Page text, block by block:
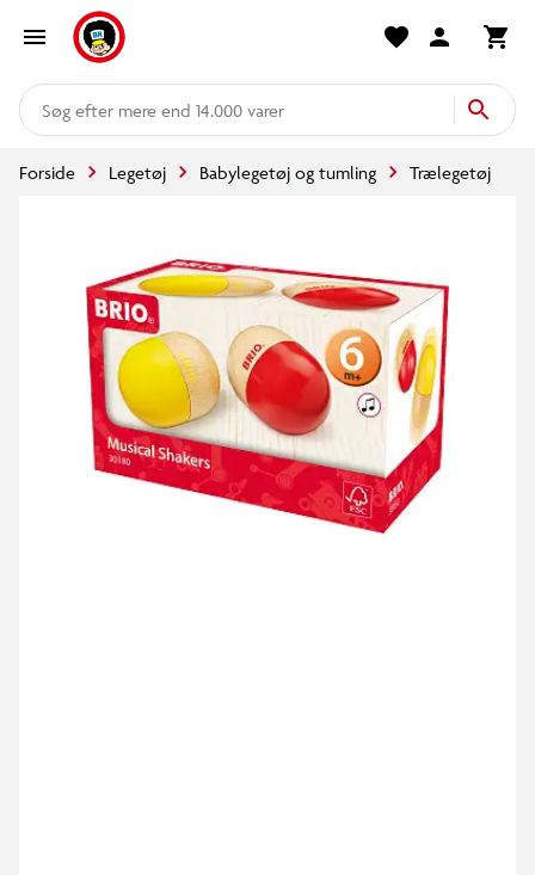
mere end 14.000 varer
Forside Legetøj Babylegetøj og tumling Trælegetøj